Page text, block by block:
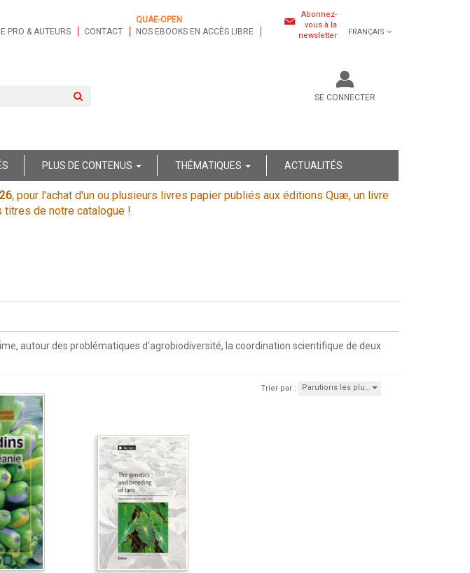
PRO & AUTEURS CONTACT
QUAE-OPEN
NOS EBOOKS EN ACCÈS LIBRE
Abonnez-
vous à la
newsletter
FRANÇAIS
SE CONNECTER
PLUS DE CONTENUS THÉMATIQUES ACTUALITÉS
, pour l'achat d'un ou plusieurs livres papier publiés aux éditions Quæ, un livre
de notre catalogue !
autour des problématiques d'agrobiodiversité, la coordination scientifique de deux
Trier par : Parutions les plu…